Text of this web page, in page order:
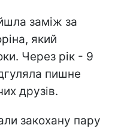
заміж за
який
Через рік - 9
пишне
друзів.
закохану пару